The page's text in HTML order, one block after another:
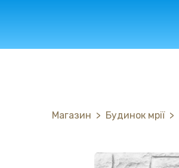
Магазин Будинок мрії